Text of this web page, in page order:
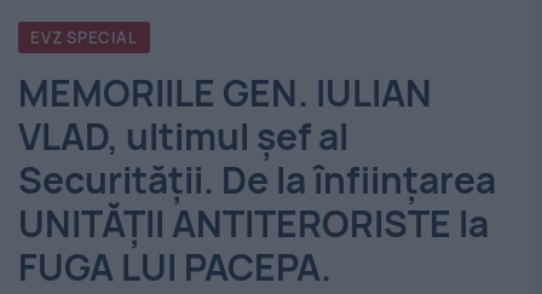
România
-
Evenimentul
Zilei
EVZ SPECIAL
MEMORIILE GEN. IULIAN
VLAD, ultimul șef al
Securității. De la înființarea
UNITĂȚII ANTITERORISTE la
FUGA LUI PACEPA.